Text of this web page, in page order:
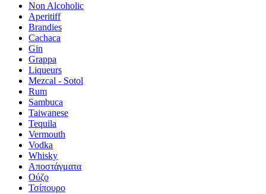
Non Alcoholic
Aperitiff
Brandies
Cachaca
Gin
Grappa
Liqueurs
Mezcal - Sotol
Rum
Sambuca
Taiwanese
Tequila
Vermouth
Vodka
Whisky
Αποστάγματα
Ούζο
Τσίπουρο